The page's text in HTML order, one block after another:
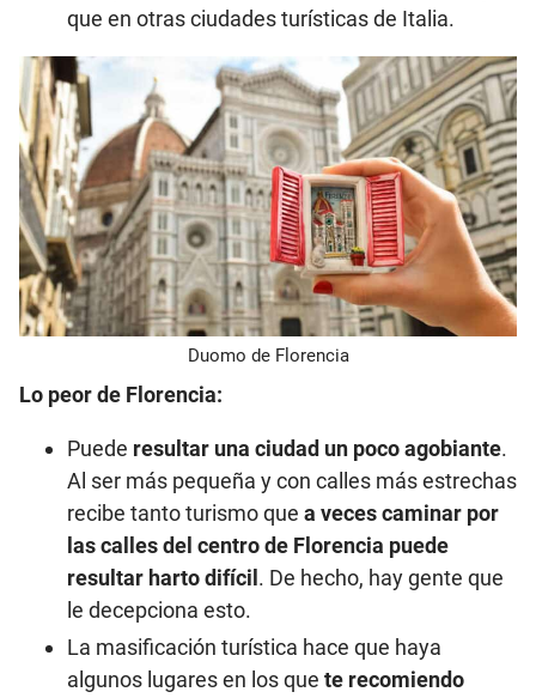
que en otras ciudades turísticas de Italia.
Duomo de Florencia
Lo peor de Florencia:
Puede resultar una ciudad un poco agobiante.
Al ser más pequeña y con calles más estrechas
recibe tanto turismo que a veces caminar por
las calles del centro de Florencia puede
resultar harto difícil . De hecho, hay gente que
le decepciona esto.
La masificación turística hace que haya
algunos lugares en los que te recomiendo